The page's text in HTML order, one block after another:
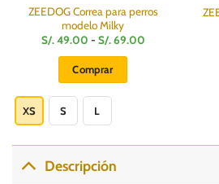
ZEEDOG Correa para perros
modelo Milky
S/.49.00 - S/.69.00Rango
Comprar
producto
tiene
múltiples
variantes.
Las
XS S L
Descripción